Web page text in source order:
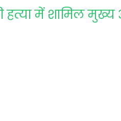
में शामिल मुख्य